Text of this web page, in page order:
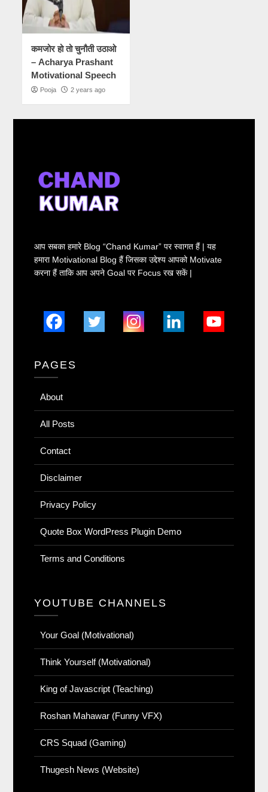
कमजोर हो तो चुनौती उठाओ
– Acharya Prashant
Motivational Speech
Pooja 2 years ago
आप सबका हमारे Blog “Chand Kumar” पर स्वागत हैं | यह
हमारा Motivational Blog हैं जिसका उद्देश्य आपको Motivate
करना हैं ताकि आप अपने Goal पर Focus रख सकें |
PAGES
About
All Posts
Contact
Disclaimer
Privacy Policy
Quote Box WordPress Plugin Demo
Terms and Conditions
YOUTUBE CHANNELS
Your Goal (Motivational)
Think Yourself (Motivational)
King of Javascript (Teaching)
Roshan Mahawar (Funny VFX)
CRS Squad (Gaming)
Thugesh News (Website)